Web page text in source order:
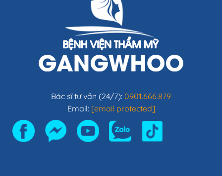
Bác sĩ tư vấn (24/7): 0901.666.879
Email: [email protected]